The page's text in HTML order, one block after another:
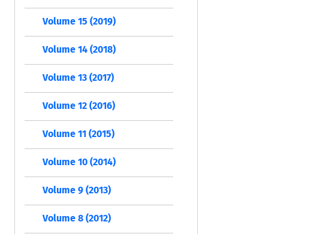
Volume 15 (2019)
Volume 14 (2018)
Volume 13 (2017)
Volume 12 (2016)
Volume 11 (2015)
Volume 10 (2014)
Volume 9 (2013)
Volume 8 (2012)